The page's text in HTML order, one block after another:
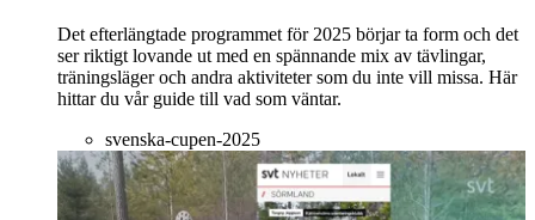
Det efterlängtade programmet för 2025 börjar ta form och det
ser riktigt lovande ut med en spännande mix av tävlingar,
träningsläger och andra aktiviteter som du inte vill missa. Här
hittar du vår guide till vad som väntar.
svenska-cupen-2025